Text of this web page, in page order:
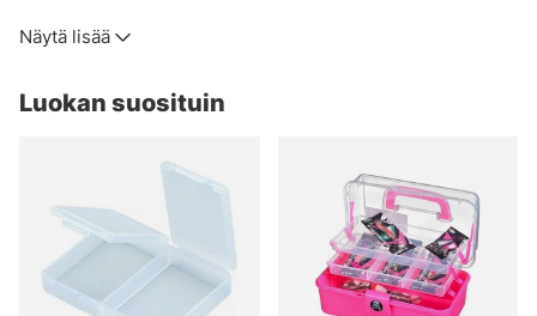
muovista, ja niitä voidaan muokata, joten saat juuri
pitäminen järjestyksessä helpottaa kalastusta ja pidentää
Näytä lisää
Luokan suosituin